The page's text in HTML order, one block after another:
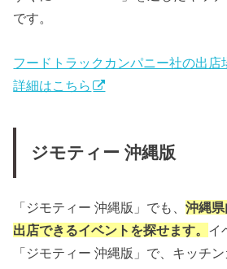
です。
フードトラックカンパニー社の出店
詳細はこちら
ジモティー 沖縄版
「ジモティー 沖縄版」でも、沖縄
出店できるイベントを探せます。 イ
「ジモティー 沖縄版」で、キッチ